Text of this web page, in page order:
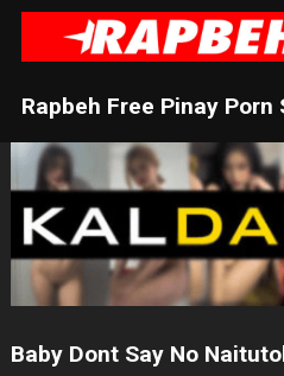
Rapbeh Free Pinay
Baby Dont Say No